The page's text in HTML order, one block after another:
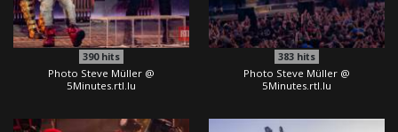
390hits
Photo Steve Müller @
5Minutes.rtl.lu
383 hits
Photo Steve Müller @
5Minutes.rtl.lu